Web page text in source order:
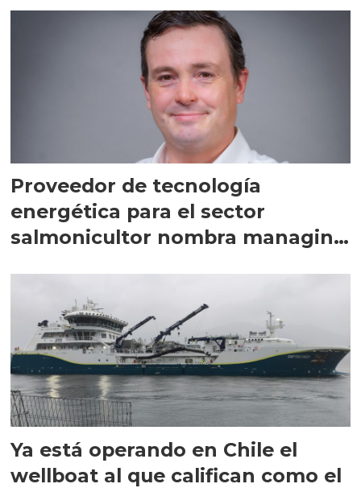
Proveedor de tecnología
energética para el sector
salmonicultor nombra managing
Ya está operando en Chile el
wellboat al que califican como el